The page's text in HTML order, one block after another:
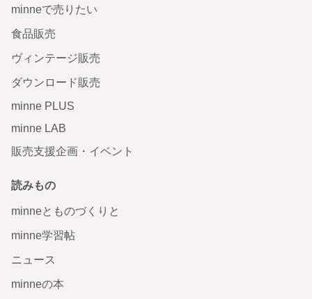
minneで売りたい
食品販売
ヴィンテージ販売
ダウンロード販売
minne PLUS
minne LAB
販売支援企画・イベント
読みもの
minneとものづくりと
minne学習帖
ニュース
minneの本